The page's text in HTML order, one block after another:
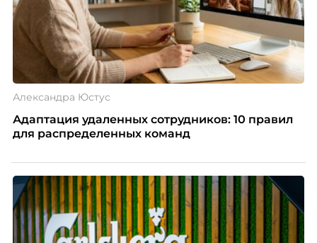
Александра Юстус
Адаптация удаленных сотрудников: 10 правил
для распределенных команд